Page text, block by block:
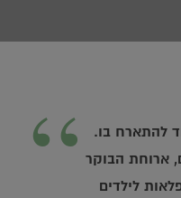
“
להתארח בו.
ארוחת הבוקר
לילדים